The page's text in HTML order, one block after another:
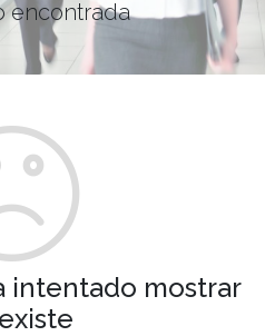
encontrada
intentado mostrar